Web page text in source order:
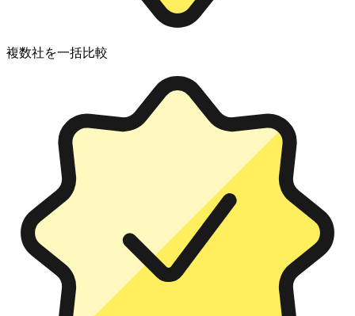
複数社を一括比較